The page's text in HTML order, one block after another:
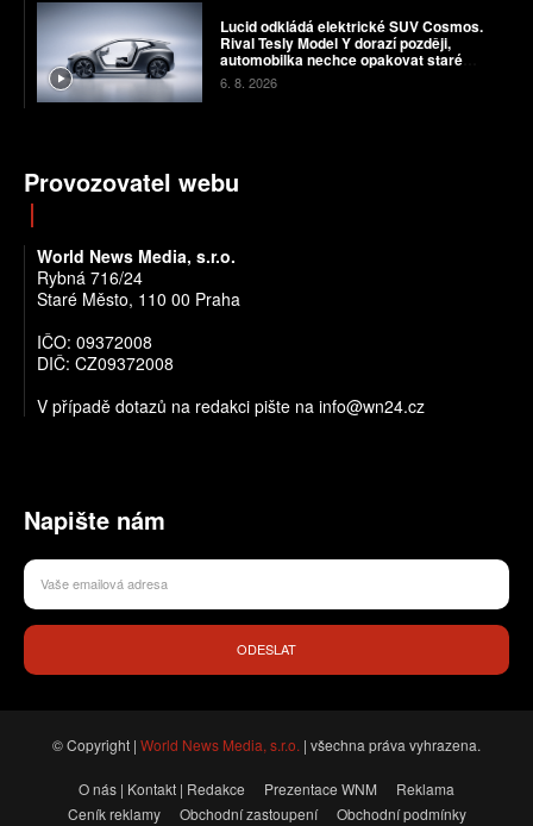
Lucid odkládá elektrické SUV Cosmos.
Rival Tesly Model Y dorazí později,
automobilka nechce opakovat staré
chyby
6. 8. 2026
Provozovatel webu
World News Media, s.r.o.
Rybná 716/24
Staré Město, 110 00 Praha
IČO: 09372008
DIČ: CZ09372008
V případě dotazů na redakci pište na info@wn24.cz
Napište nám
ODESLAT
© Copyright | World News Media, s.r.o. | všechna práva vyhrazena.
O nás | Kontakt | Redakce Prezentace WNM
Reklama
Ceník reklamy
Obchodní zastoupení Obchodní podmínky